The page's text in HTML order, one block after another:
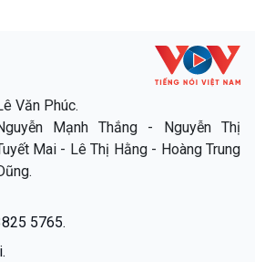
Văn Phúc.
Mạnh Thắng - Nguyễn Thị
Mai - Lê Thị Hằng - Hoàng Trung
5765.